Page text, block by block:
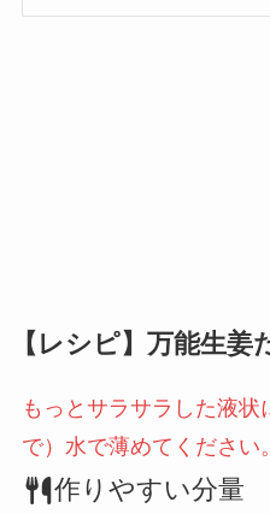
【レシピ】万能生姜
もっとサラサラした液
で）水で薄めてください。
作りやすい分量